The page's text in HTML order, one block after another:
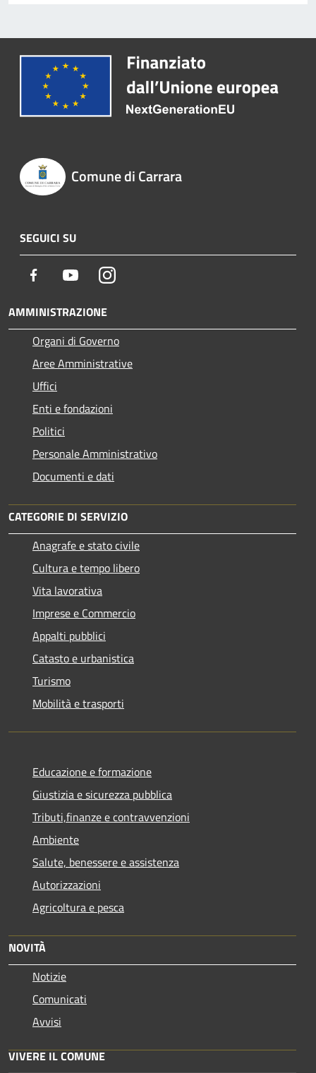
Comune di Carrara
SEGUICI SU
Facebook YoutubeInstagram
AMMINISTRAZIONE
Organi di Governo
Aree Amministrative
Uffici
Enti e fondazioni
Politici
Personale Amministrativo
Documenti e dati
CATEGORIE DI SERVIZIO
Anagrafe e stato civile
Cultura e tempo libero
Vita lavorativa
Imprese e Commercio
Appalti pubblici
Catasto e urbanistica
Turismo
Mobilità e trasporti
Educazione e formazione
Giustizia e sicurezza pubblica
Tributi,finanze e contravvenzioni
Ambiente
Salute, benessere e assistenza
Autorizzazioni
Agricoltura e pesca
NOVITÀ
Notizie
Comunicati
Avvisi
VIVERE IL COMUNE